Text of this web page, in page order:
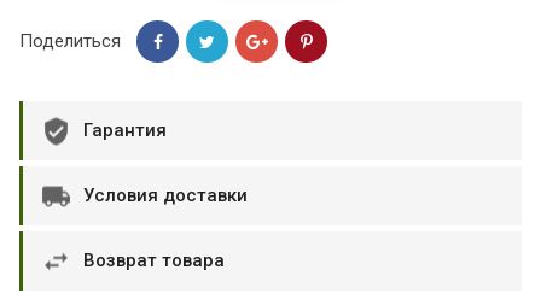
Поделиться
Гарантия
Условия доставки
Возврат товара